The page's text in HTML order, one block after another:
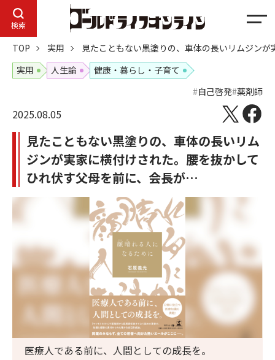
検索
メ
ュ
TOP 実用
見たこともない黒塗りの、車体の長いリムジン
実用
人生論
健康・暮らし・子育て
自己啓発 薬剤師
2025.08.05
見たこともない黒塗りの、車体の長いリム
ジンが実家に横付けされた。腰を抜かして
ひれ伏す父母を前に、会長が…
医療人である前に、人間としての成長を。